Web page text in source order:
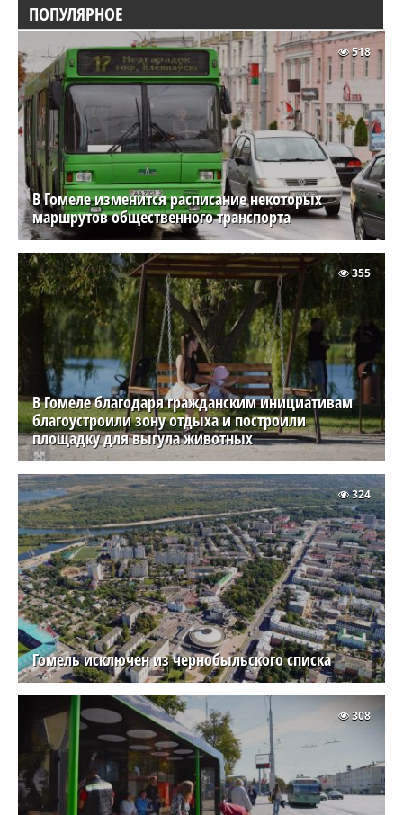
ПОПУЛЯРНОЕ
В Гомеле изменится расписание некоторых
маршрутов общественного транспорта
518
В Гомеле благодаря гражданским инициативам
благоустроили зону отдыха и построили
площадку для выгула животных
355
Гомель исключен из чернобыльского списка
324
308